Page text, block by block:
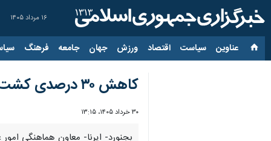
۱۶ مرداد ۱۴۰۵
عناوین‌ سیاست اقتصاد ورزش جهان جامعه فرهنگ
کاهش ۳۰ درصدی کشت بهاره در خراسان‌شمالی برای مقابله با تنش آبی
۳۰ خرداد ۱۴۰۵، ۱۳:۱۵